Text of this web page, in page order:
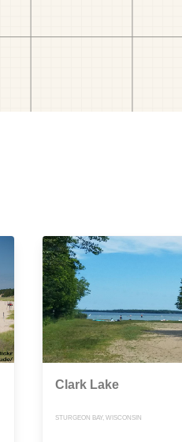
Clark Lake
STURGEON BAY, WISCONSIN